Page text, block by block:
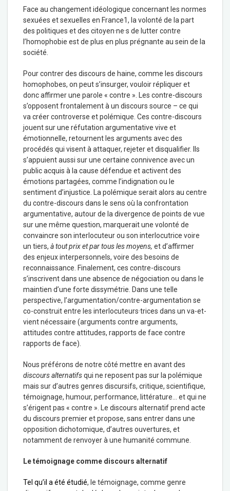
Face au changement idéologique concernant les normes
sexuées et sexuelles en France1, la volonté de la part
des politiques et des citoyen·ne·s de lutter contre
l’homophobie est de plus en plus prégnante au sein de la
société.
Pour contrer des discours de haine, comme les discours
homophobes, on peut s’insurger, vouloir répliquer et
donc affirmer une parole « contre ». Les contre-discours
s’opposent frontalement à un discours source – ce qui
va créer controverse et polémique. Ces contre-discours
jouent sur une réfutation argumentative vive et
émotionnelle, retournent les arguments avec des
procédés qui visent à attaquer, rejeter et disqualifier. Ils
s’appuient aussi sur une certaine connivence avec un
public acquis à la cause défendue et activent des
émotions partagées, comme l’indignation ou le
sentiment d’injustice. La polémique serait alors au centre
du contre-discours dans le sens où la confrontation
argumentative, autour de la divergence de points de vue
sur une même question, marquerait une volonté de
convaincre son interlocuteur ou son interlocutrice voire
un tiers, à tout prix et par tous les moyens, et d’affirmer
des enjeux interpersonnels, voire des besoins de
reconnaissance. Finalement, ces contre-discours
s’inscrivent dans une absence de négociation ou dans le
maintien d’une forte dissymétrie. Dans une telle
perspective, l’argumentation/contre-argumentation se
co-construit entre les interlocuteurs·trices dans un va-et-
vient nécessaire (arguments contre arguments,
attitudes contre attitudes, rapports de face contre
rapports de face).
Nous préférons de notre côté mettre en avant des
discours alternatifsqui ne reposent pas sur la polémique
mais sur d’autres genres discursifs, critique, scientifique,
témoignage, humour, performance, littérature… et qui ne
s’érigent pas « contre ». Le discours alternatif prend acte
du discours premier et propose, sans entrer dans une
opposition dichotomique, d’autres ouvertures, et
notamment de renvoyer à une humanité commune.
Le témoignage comme discours alternatif
Tel qu’il a été étudié, le témoignage, comme genre